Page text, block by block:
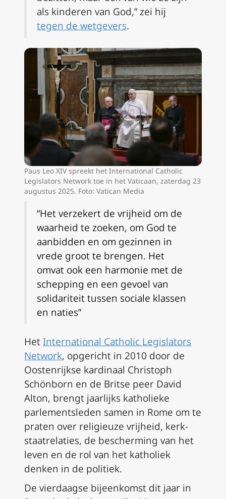
als kinderen van God,” zei hij
tegen de wetgevers.
Paus Leo XIV spreekt het International Catholic
Legislators Network toe in het Vaticaan, zaterdag 23
augustus 2025. Foto: Vatican Media
“Het verzekert de vrijheid om de
waarheid te zoeken, om God te
aanbidden en om gezinnen in
vrede groot te brengen. Het
omvat ook een harmonie met de
schepping en een gevoel van
solidariteit tussen sociale klassen
en naties”
HetInternational Catholic Legislators
Network, opgericht in 2010 door de
Oostenrijkse kardinaal Christoph
Schönborn en de Britse peer David
Alton, brengt jaarlijks katholieke
parlementsleden samen in Rome om te
praten over religieuze vrijheid, kerk-
staatrelaties, de bescherming van het
leven en de rol van het katholiek
denken in de politiek.
De vierdaagse bijeenkomst dit jaar in